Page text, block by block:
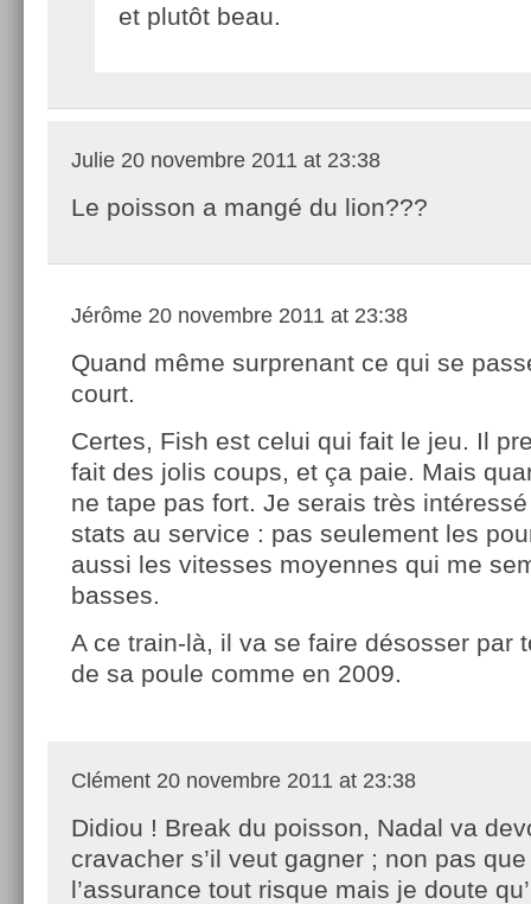
et plutôt beau.
Julie 20 novembre 2011 at 23:38
Le poisson a mangé du lion???
Jérôme 20 novembre 2011 at 23:38
Quand même surprenant ce qui se
court.
Certes, Fish est celui qui fait le jeu. Il
fait des jolis coups, et ça paie. Mais
ne tape pas fort. Je serais très
stats au service : pas seulement les
aussi les vitesses moyennes qui me
basses.
A ce train-là, il va se faire désosser par
de sa poule comme en 2009.
Clément 20 novembre 2011 at 23:38
Didiou ! Break du poisson, Nadal va
cravacher s’il veut gagner ; non pas que
l’assurance tout risque mais je doute